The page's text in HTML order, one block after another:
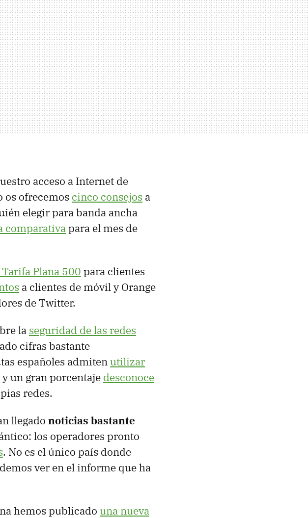
acceso a Internet de
os ofrecemos cinco consejos a
elegir para banda ancha
comparativapara el mes de
Plana 500 para clientes
a clientes de móvil y Orange
de Twitter.
la seguridad de las redes
cifras bastante
españoles admitenutilizar
y un gran porcentaje desconoce
redes.
llegado noticias bastante
los operadores pronto
. No es el único país donde
ver en el informe que ha
hemos publicado una nueva